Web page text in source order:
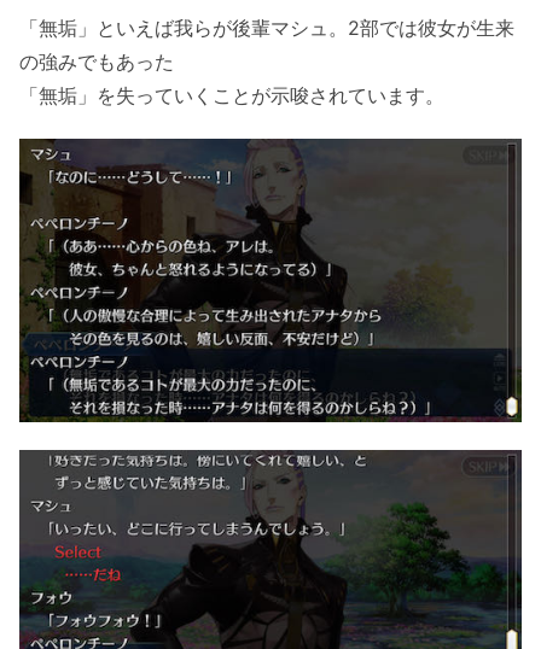
「無垢」といえば我らが後輩マシュ。2部では彼女が生来
の強みでもあった
「無垢」を失っていくことが示唆されています。